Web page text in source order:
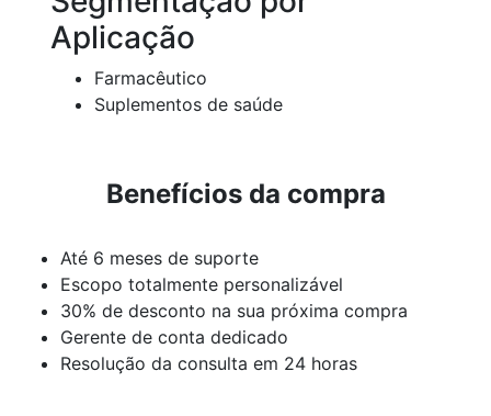
Aplicação
Farmacêutico
Suplementos de saúde
Benefícios da compra
Até 6 meses de suporte
Escopo totalmente personalizável
30% de desconto na sua próxima compra
Gerente de conta dedicado
Resolução da consulta em 24 horas